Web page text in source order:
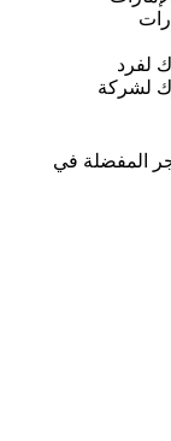
لفرد
لشركة
المفضلة في